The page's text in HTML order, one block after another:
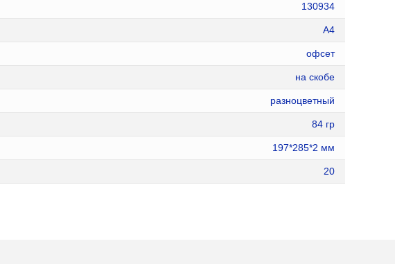
130934
А4
офсет
на скобе
разноцветный
84 гр
197*285*2 мм
20